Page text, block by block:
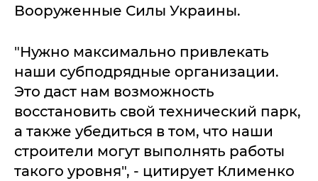
Вооруженные Силы Украины.
"Нужно максимально привлекать
наши субподрядные организации.
Это даст нам возможность
восстановить свой технический парк,
а также убедиться в том, что наши
строители могут выполнять работы
такого уровня", - цитирует Клименко